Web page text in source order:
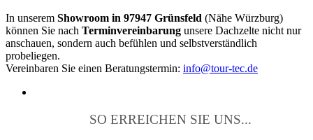
In unserem Showroom in 97947 Grünsfeld (Nähe Würzburg)
können Sie nach Terminvereinbarung unsere Dachzelte nicht nur
anschauen, sondern auch befühlen und selbstverständlich
probeliegen.
Vereinbaren Sie einen Beratungstermin: info@tour-tec.de
SO ERREICHEN SIE UNS...